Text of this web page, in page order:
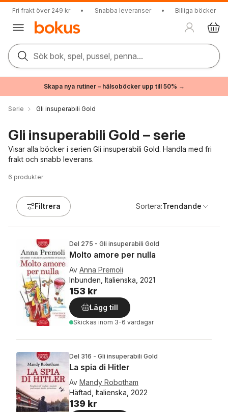
Fri frakt över 249 kr • Snabba leveranser • Billiga böcker
Sök bok, spel, pussel, penna...
Skapa nya rutiner – hälsoböcker upp till 50% →
Serie Gli insuperabili Gold
Gli insuperabili Gold – serie
Visar alla böcker i serien Gli insuperabili Gold. Handla med fri
frakt och snabb leverans.
6 produkter
Filtrera Sortera:Trendande
Del 275 - Gli insuperabili Gold
Molto amore per nulla
Av Anna Premoli
Inbunden, Italienska, 2021
153 kr
Lägg till
Skickas inom 3-6 vardagar
Del 316 - Gli insuperabili Gold
La spia di Hitler
Av Mandy Robotham
Häftad, Italienska, 2022
139 kr